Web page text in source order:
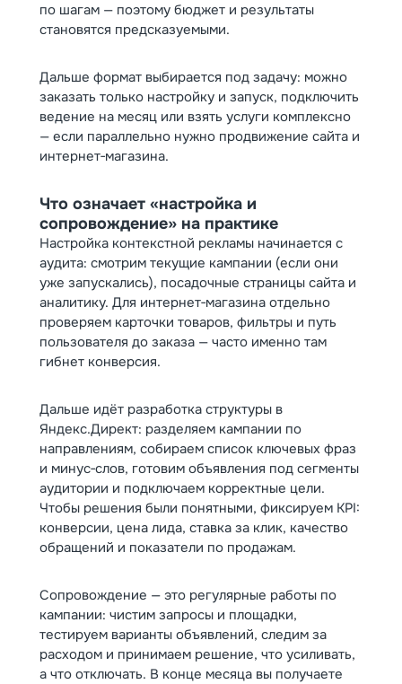
по шагам — поэтому бюджет и результаты
становятся предсказуемыми.
Дальше формат выбирается под задачу: можно
заказать только настройку и запуск, подключить
ведение на месяц или взять услуги комплексно
— если параллельно нужно продвижение сайта и
интернет‑магазина.
Что означает «настройка и
сопровождение» на практике
Настройка контекстной рекламы начинается с
аудита: смотрим текущие кампании (если они
уже запускались), посадочные страницы сайта и
аналитику. Для интернет‑магазина отдельно
проверяем карточки товаров, фильтры и путь
пользователя до заказа — часто именно там
гибнет конверсия.
Дальше идёт разработка структуры в
Яндекс.Директ: разделяем кампании по
направлениям, собираем список ключевых фраз
и минус‑слов, готовим объявления под сегменты
аудитории и подключаем корректные цели.
Чтобы решения были понятными, фиксируем KPI:
конверсии, цена лида, ставка за клик, качество
обращений и показатели по продажам.
Сопровождение — это регулярные работы по
кампании: чистим запросы и площадки,
тестируем варианты объявлений, следим за
расходом и принимаем решение, что усиливать,
а что отключать. В конце месяца вы получаете